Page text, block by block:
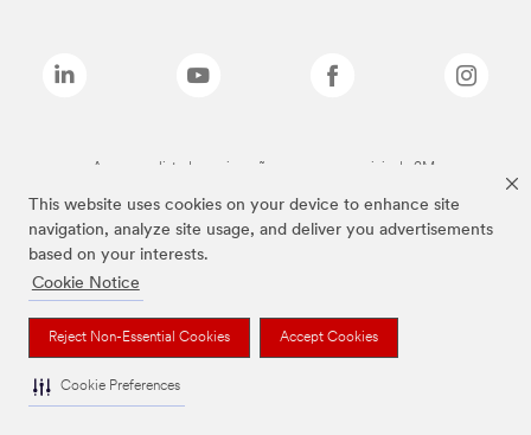
This website uses cookies on your device to enhance site
navigation, analyze site usage, and deliver you advertisements
based on your interests.
Cookie Notice
Reject Non-Essential Cookies Accept Cookies
Cookie Preferences
As marcas listadas a cima são marcas comerciais da 3M.